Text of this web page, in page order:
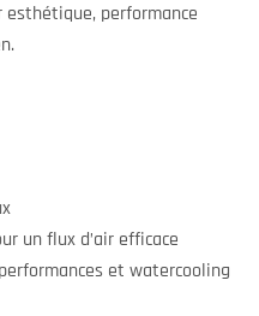
performance
un flux d’air efficace
et watercooling